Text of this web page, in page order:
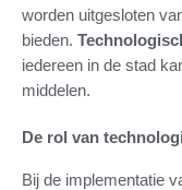
worden uitgesloten
bieden.
iedereen in de stad
middelen.
De rol van
Bij de implementatie